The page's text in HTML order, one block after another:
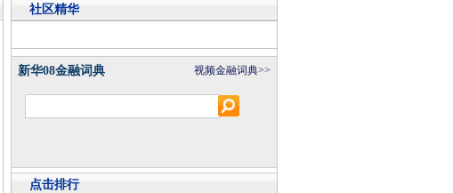
社区精华
新华08金融词典 视频金融词典>>
点击排行